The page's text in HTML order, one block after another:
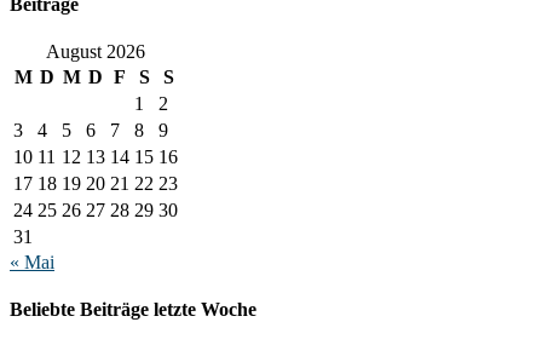
August 2026
M D M D F S
S
1
2
3
4 5 6 7 8
9
10 11 12 13 14 15 16
17 18 19 20 21 22 23
24 25 26 27 28 29 30
31
« Mai
Beliebte Beiträge letzte Woche